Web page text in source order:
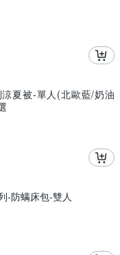
夏被-單人(北歐藍/奶油
-防螨床包-雙人